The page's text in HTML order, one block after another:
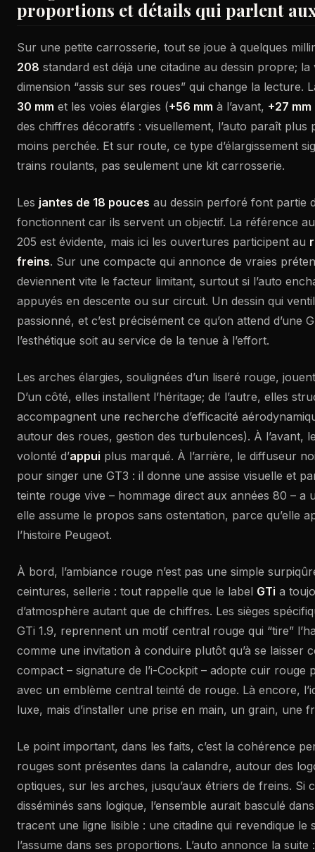
proportions et détails qui parlent
Sur une petite carrosserie, tout se joue à quelques
208 standard est déjà une citadine au dessin propre;
dimension “assis sur ses roues” qui change la lecture.
30 mm et les voies élargies (+56 mm à l’avant, +27 mm
des chiffres décoratifs : visuellement, l’auto paraît plus
moins perchée. Et sur route, ce type d’élargissement
trains roulants, pas seulement une kit carrosserie.
Les jantes de 18 pouces au dessin perforé font partie
fonctionnent car ils servent un objectif. La référence
205 est évidente, mais ici les ouvertures participent au
freins. Sur une compacte qui annonce de vraies
deviennent vite le facteur limitant, surtout si l’auto
appuyés en descente ou sur circuit. Un dessin qui
passionné, et c’est précisément ce qu’on attend d’une
l’esthétique soit au service de la tenue à l’effort.
Les arches élargies, soulignées d’un liseré rouge,
D’un côté, elles installent l’héritage; de l’autre, elles
accompagnent une recherche d’efficacité
autour des roues, gestion des turbulences). À l’avant,
volonté d’appui plus marqué. À l’arrière, le diffuseur
pour singer une GT3 : il donne une assise visuelle et
teinte rouge vive – hommage direct aux années 80 – a
elle assume le propos sans ostentation, parce qu’elle
l’histoire Peugeot.
À bord, l’ambiance rouge n’est pas une simple
ceintures, sellerie : tout rappelle que le label GTi a
d’atmosphère autant que de chiffres. Les sièges
GTi 1.9, reprennent un motif central rouge qui “tire”
comme une invitation à conduire plutôt qu’à se laisser
compact – signature de l’i-Cockpit – adopte cuir rouge
avec un emblème central teinté de rouge. Là encore,
luxe, mais d’installer une prise en main, un grain, une
Le point important, dans les faits, c’est la cohérence
rouges sont présentes dans la calandre, autour des
optiques, sur les arches, jusqu’aux étriers de freins. Si
disséminés sans logique, l’ensemble aurait basculé
tracent une ligne lisible : une citadine qui revendique le
l’assume dans ses proportions. L’auto annonce la suite